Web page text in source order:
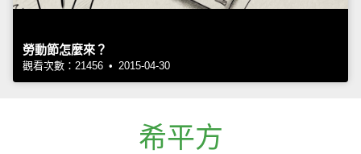
勞動節怎麼來？
觀看次數：21456 • 2015-04-30
希平方